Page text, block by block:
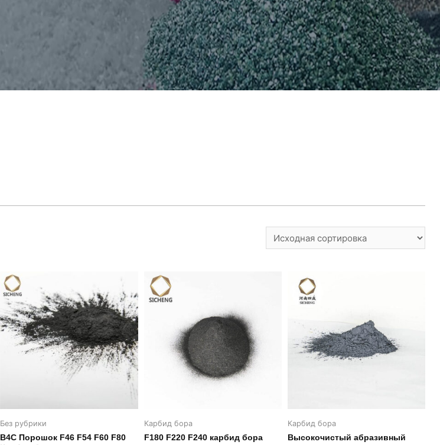
Без рубрики
B4C Порошок F46 F54 F60 F80
Карбид бора
F180 F220 F240 карбид бора
Карбид бора
Высокочистый абразивный